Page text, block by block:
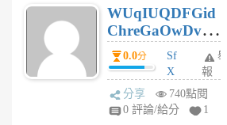
個
月
前
WUqIUQDFGid
ChreGaOwDv
dY0.0分
Sf
X
Pe
Jc
舉
報
分享
740點閱
0 評論/給分
1